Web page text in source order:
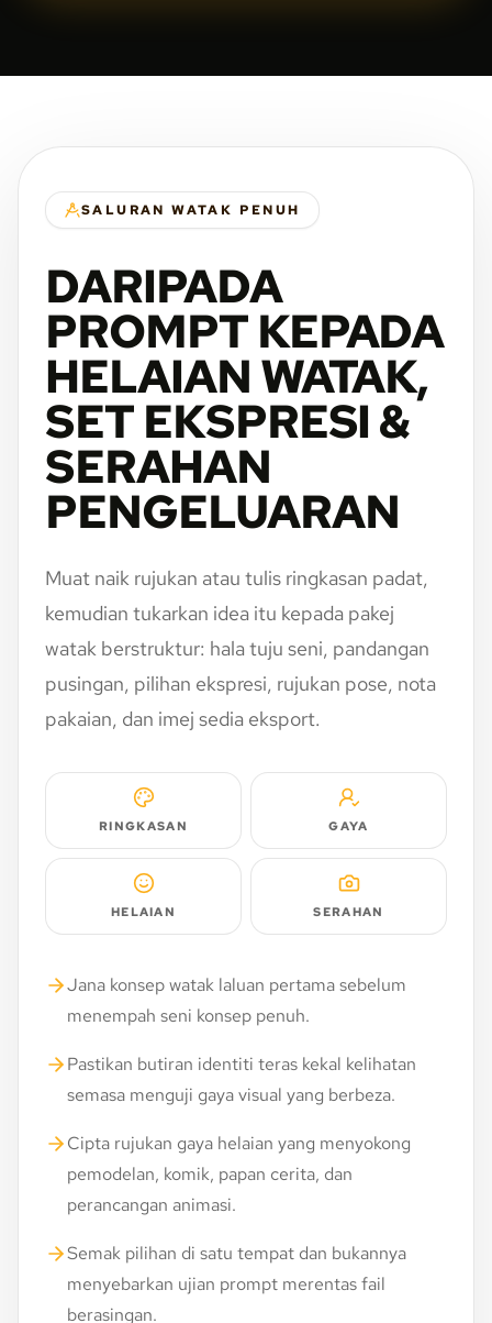
SALURAN WATAK PENUH
DARIPADA
PROMPT KEPADA
HELAIAN WATAK,
SET EKSPRESI &
SERAHAN
PENGELUARAN
Muat naik rujukan atau tulis ringkasan padat,
kemudian tukarkan idea itu kepada pakej
watak berstruktur: hala tuju seni, pandangan
pusingan, pilihan ekspresi, rujukan pose, nota
pakaian, dan imej sedia eksport.
RINGKASAN GAYA
HELAIAN SERAHAN
Jana konsep watak laluan pertama sebelum
menempah seni konsep penuh.
Pastikan butiran identiti teras kekal kelihatan
semasa menguji gaya visual yang berbeza.
Cipta rujukan gaya helaian yang menyokong
pemodelan, komik, papan cerita, dan
perancangan animasi.
Semak pilihan di satu tempat dan bukannya
menyebarkan ujian prompt merentas fail
berasingan.